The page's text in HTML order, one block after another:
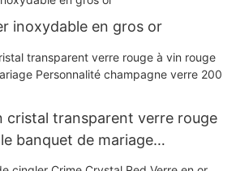
inoxydable en gros or
cristal transparent verre rouge
banquet de mariage
verre 200 ml-500 ml